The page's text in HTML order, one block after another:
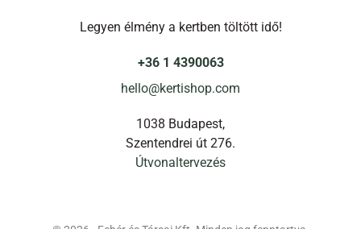
Legyen élmény a kertben töltött idő!
+36 1 4390063
hello@kertishop.com
1038 Budapest,
Szentendrei út 276.
Útvonaltervezés